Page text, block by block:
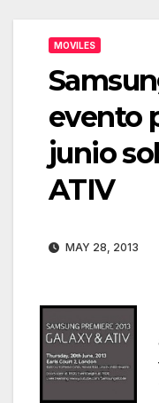
MOVILES
evento
junio
ATIV
MAY 28, 2013